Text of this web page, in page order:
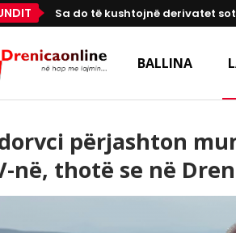
Sa do të kushtojnë derivatet
BALLINA
përjashton
në, thotë se në